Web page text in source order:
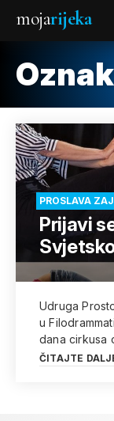
mojarijeka
PROSLAVA
Prijavi
Udruga
u
dana cirkusa
ČITAJTE